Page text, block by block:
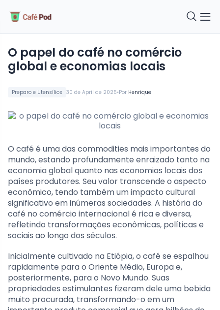
Preparo e Utensílios 30 de April de 2025•Por Henrique
o papel do café no comércio
global e economias locais
O café é uma das commodities mais importantes do
mundo, estando profundamente enraizado tanto na
economia global quanto nas economias locais dos
países produtores. Seu valor transcende o aspecto
econômico, tendo também um impacto cultural
significativo em inúmeras sociedades. A história do
café no comércio internacional é rica e diversa,
refletindo transformações econômicas, políticas e
sociais ao longo dos séculos.
Inicialmente cultivado na Etiópia, o café se espalhou
rapidamente para o Oriente Médio, Europa e,
posteriormente, para o Novo Mundo. Suas
propriedades estimulantes fizeram dele uma bebida
muito procurada, transformando-o em um